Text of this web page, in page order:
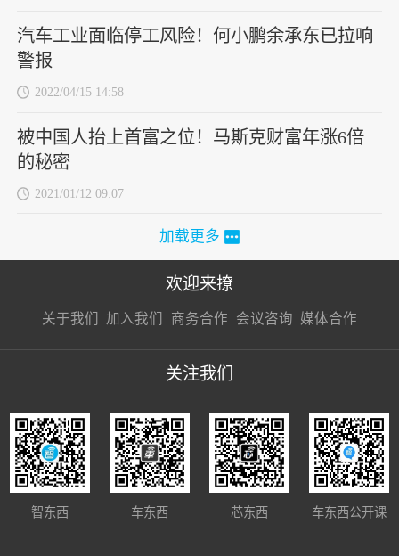
汽车工业面临停工风险！何小鹏余承东已拉响
警报
2022/04/15 14:58
被中国人抬上首富之位！马斯克财富年涨6倍
的秘密
2021/01/12 09:07
加载更多
欢迎来撩
关于我们 加入我们
接扔简历
商务合作
接开聊
会议咨询 媒体合作
接开聊
关注我们
智东西 车东西 芯东西 车东西公开课